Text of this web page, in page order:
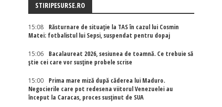
STIRIPESURSE.RO
15:08
Răsturnare de situație la TAS în cazul lui Cosmin
Matei: fotbalistul lui Sepsi, suspendat pentru dopaj
15:06
Bacalaureat 2026, sesiunea de toamnă. Ce trebuie să
știe cei care vor susține probele scrise
15:00
Prima mare miză după căderea lui Maduro.
Negocierile care pot redesena viitorul Venezuelei au
început la Caracas, proces susținut de SUA